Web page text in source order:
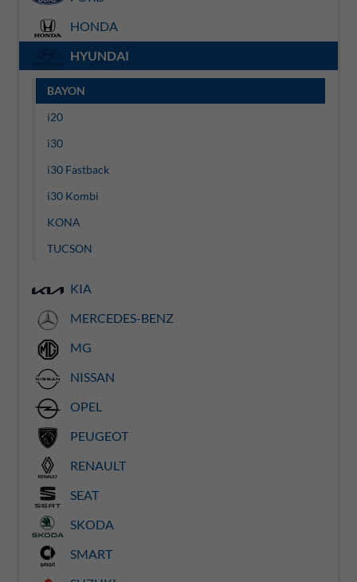
HONDA
HYUNDAI
BAYON
i20
i30
i30 Fastback
i30 Kombi
KONA
TUCSON
KIA
MERCEDES-BENZ
MG
NISSAN
OPEL
PEUGEOT
RENAULT
SEAT
SKODA
SMART